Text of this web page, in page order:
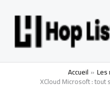
Accueil Les
XCloud Microsoft :